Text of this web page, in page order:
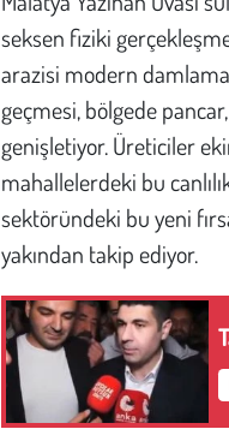
seksen fiziki
arazisi modern
geçmesi, bölgede
genişletiyor. Üreticiler
mahallelerdeki bu
sektöründeki bu yeni
yakından takip ediyor.